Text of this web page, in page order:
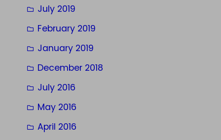
July 2019
February 2019
January 2019
December 2018
July 2016
May 2016
April 2016